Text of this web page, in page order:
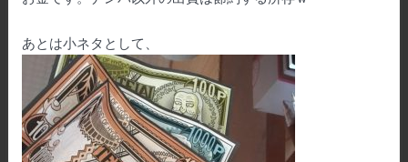
あとは小ネタとして、